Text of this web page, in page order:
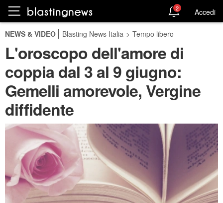
2 Accedi
NEWS & VIDEO Blasting News Italia > Tempo libero
L'oroscopo dell'amore di
coppia dal 3 al 9 giugno:
Gemelli amorevole, Vergine
diffidente